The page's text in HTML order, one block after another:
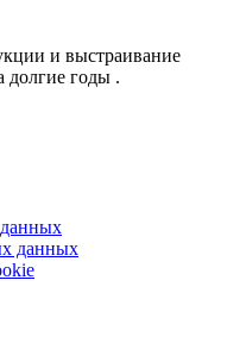
и выстраивание
долгие годы .
данных